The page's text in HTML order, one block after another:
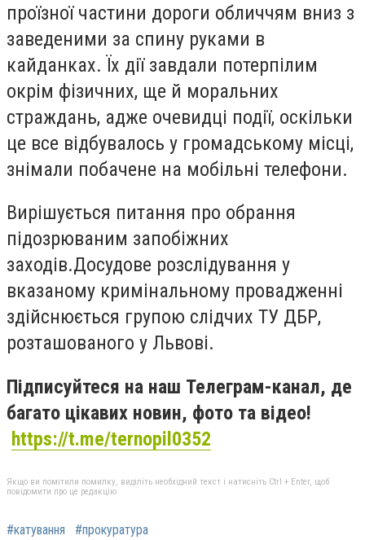
проїзної частини дороги обличчям вниз з
заведеними за спину руками в
кайданках. Їх дії завдали потерпілим
окрім фізичних, ще й моральних
страждань, адже очевидці події, оскільки
це все відбувалось у громадському місці,
знімали побачене на мобільні телефони.
Вирішується питання про обрання
підозрюваним запобіжних
заходів.Досудове розслідування у
вказаному кримінальному провадженні
здійснюється групою слідчих ТУ ДБР,
розташованого у Львові.
Підписуйтеся на наш Телеграм-канал, де
багато цікавих новин, фото та відео!
https://t.me/ternopil0352
Якщо ви помітили помилку, виділіть необхідний текст і натисніть Ctrl + Enter, щоб
повідомити про це редакцію
#катування #прокуратура